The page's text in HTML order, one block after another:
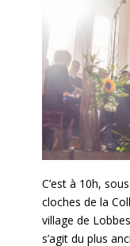
C’est à 10h,
cloches de la Coll
village de
s’agit du plus